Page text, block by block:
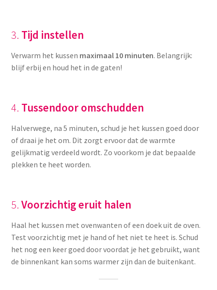
3. Tijd instellen
Verwarm het kussen maximaal 10 minuten. Belangrijk:
blijf erbij en houd het in de gaten!
4. Tussendoor omschudden
Halverwege, na 5 minuten, schud je het kussen goed door
of draai je het om. Dit zorgt ervoor dat de warmte
gelijkmatig verdeeld wordt. Zo voorkom je dat bepaalde
plekken te heet worden.
5. Voorzichtig eruit halen
Haal het kussen met ovenwanten of een doek uit de oven.
Test voorzichtig met je hand of het niet te heet is. Schud
het nog een keer goed door voordat je het gebruikt, want
de binnenkant kan soms warmer zijn dan de buitenkant.